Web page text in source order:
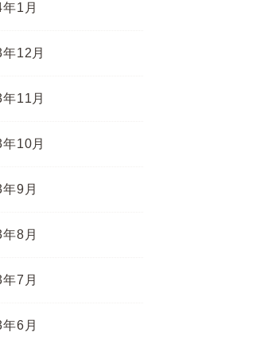
1月
12月
11月
10月
9月
8月
7月
6月